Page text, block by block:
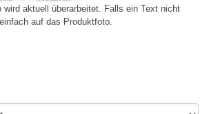
wird aktuell überarbeitet. Falls ein Text nicht
auf das Produktfoto.